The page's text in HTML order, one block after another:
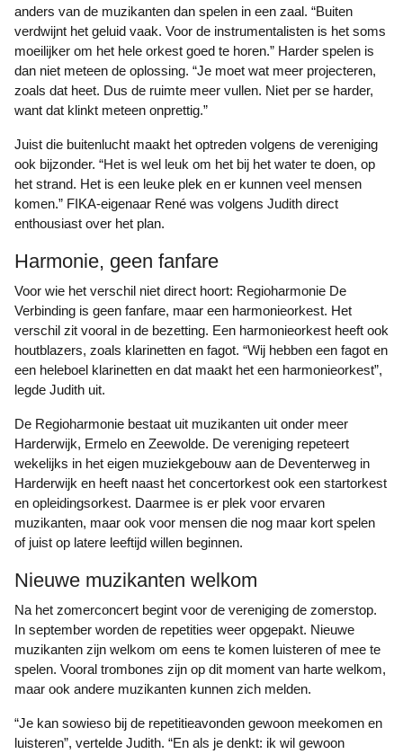
anders van de muzikanten dan spelen in een zaal. “Buiten
verdwijnt het geluid vaak. Voor de instrumentalisten is het soms
moeilijker om het hele orkest goed te horen.” Harder spelen is
dan niet meteen de oplossing. “Je moet wat meer projecteren,
zoals dat heet. Dus de ruimte meer vullen. Niet per se harder,
want dat klinkt meteen onprettig.”
Juist die buitenlucht maakt het optreden volgens de vereniging
ook bijzonder. “Het is wel leuk om het bij het water te doen, op
het strand. Het is een leuke plek en er kunnen veel mensen
komen.” FIKA-eigenaar René was volgens Judith direct
enthousiast over het plan.
Harmonie, geen fanfare
Voor wie het verschil niet direct hoort: Regioharmonie De
Verbinding is geen fanfare, maar een harmonieorkest. Het
verschil zit vooral in de bezetting. Een harmonieorkest heeft ook
houtblazers, zoals klarinetten en fagot. “Wij hebben een fagot en
een heleboel klarinetten en dat maakt het een harmonieorkest”,
legde Judith uit.
De Regioharmonie bestaat uit muzikanten uit onder meer
Harderwijk, Ermelo en Zeewolde. De vereniging repeteert
wekelijks in het eigen muziekgebouw aan de Deventerweg in
Harderwijk en heeft naast het concertorkest ook een startorkest
en opleidingsorkest. Daarmee is er plek voor ervaren
muzikanten, maar ook voor mensen die nog maar kort spelen
of juist op latere leeftijd willen beginnen.
Nieuwe muzikanten welkom
Na het zomerconcert begint voor de vereniging de zomerstop.
In september worden de repetities weer opgepakt. Nieuwe
muzikanten zijn welkom om eens te komen luisteren of mee te
spelen. Vooral trombones zijn op dit moment van harte welkom,
maar ook andere muzikanten kunnen zich melden.
“Je kan sowieso bij de repetitieavonden gewoon meekomen en
luisteren”, vertelde Judith. “En als je denkt: ik wil gewoon